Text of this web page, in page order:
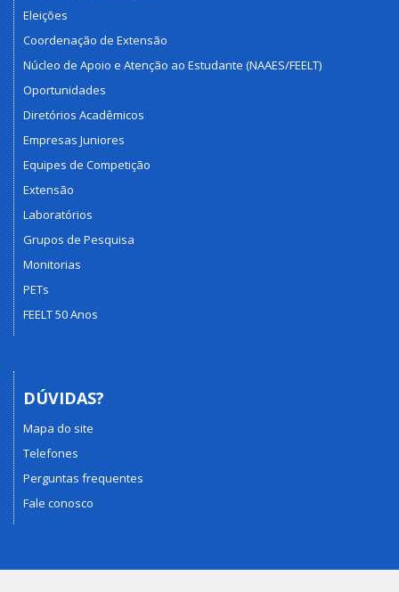
Eleições
Coordenação de Extensão
Núcleo de Apoio e Atenção ao Estudante (NAAES/FEELT)
Oportunidades
Diretórios Acadêmicos
Empresas Juniores
Equipes de Competição
Extensão
Laboratórios
Grupos de Pesquisa
Monitorias
PETs
FEELT 50 Anos
DÚVIDAS?
Mapa do site
Telefones
Perguntas frequentes
Fale conosco